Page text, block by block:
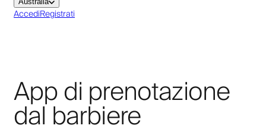
AccediRegistrati
App di prenotazione
dal barbiere